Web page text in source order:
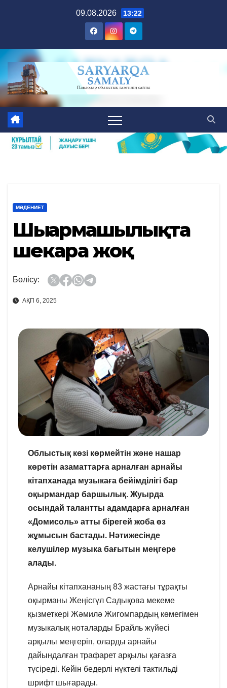
09.08.2026 13:22
МӘДЕНИЕТ
Шығармашылықта
шекара жоқ
Бөлісу:
АҚП 6, 2025
Облыстық көзі көрмейтін және нашар
көретін азаматтарға арналған арнайы
кітапханада музыкаға бейімділігі бар
оқырмандар баршылық. Жуырда
осындай талантты адамдарға арналған
«Домисоль» атты бірегей жоба өз
жұмысын бастады. Нәтижесінде
келушілер музыка бағытын меңгере
алады.
Арнайы кітапхананың 83 жастағы тұрақты
оқырманы Жеңісгүл Садықова мекеме
қызметкері Жәмилә Жигомпардың көмегімен
музыкалық ноталарды Брайль жүйесі
арқылы меңгеріп, оларды арнайы
дайындалған трафарет арқылы қағазға
түсіреді. Кейін бедерлі нүктелі тактильді
шрифт шығарады.